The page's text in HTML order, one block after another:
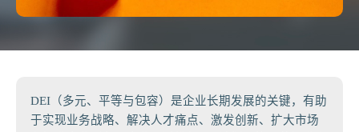
DEI（多元、平等与包容）是企业长期发展的关键，有助
于实现业务战略、解决人才痛点、激发创新、扩大市场